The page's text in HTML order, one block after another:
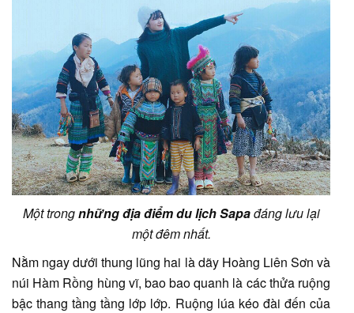
Một trongnhững địa điểm du lịch Sapađáng lưu lại
một đêm nhất.
Nằm ngay dưới thung lũng hai là dãy Hoàng Liên Sơn và
núi Hàm Rồng hùng vĩ, bao bao quanh là các thửa ruộng
bậc thang tầng tầng lớp lớp. Ruộng lúa kéo đài đến của